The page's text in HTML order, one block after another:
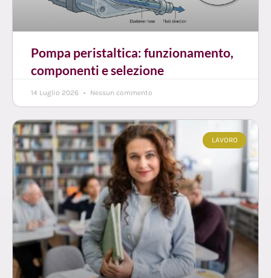
Pompa peristaltica: funzionamento,
componenti e selezione
14 Luglio 2026 Nessun commento
LAVORO